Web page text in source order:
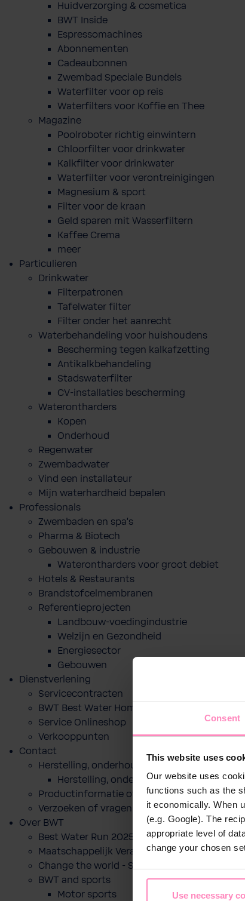
Consent
This website uses
Our website uses
functions such as the
it economically. When
(e.g. Google). The
appropriate level of
change your chosen
Use necessary
Huidverzorging & cosmetica
BWT Inside
Espressomachines
Abonnementen
Cadeaubonnen
Zwembad Speciale Bundels
Waterfilter voor op reis
Waterfilters voor Koffie en Thee
Magazine
Poolroboter richtig einwintern
Chloorfilter voor drinkwater
Kalkfilter voor drinkwater
Waterfilter voor verontreinigingen
Magnesium & sport
Filter voor de kraan
Geld sparen mit Wasserfiltern
Kaffee Crema
meer
Particulieren
Drinkwater
Filterpatronen
Tafelwater filter
Filter onder het aanrecht
Waterbehandeling voor huishoudens
Bescherming tegen kalkafzetting
Antikalkbehandeling
Stadswaterfilter
CV-installaties bescherming
Waterontharders
Kopen
Onderhoud
Regenwater
Zwembadwater
Vind een installateur
Mijn waterhardheid bepalen
Professionals
Zwembaden en spa's
Pharma & Biotech
Gebouwen & industrie
Waterontharders voor groot debiet
Hotels & Restaurants
Brandstofcelmembranen
Referentieprojecten
Landbouw-voedingindustrie
Welzijn en Gezondheid
Energiesector
Gebouwen
Dienstverlening
Servicecontracten
BWT Best Water Home app
Service Onlineshop
Verkooppunten
Contact
Herstelling, onderhoud of indienststelling
Herstelling, onderhoud of
Productinformatie of prijsofferte voor een
Verzoeken of vragen
Over BWT
Best Water Run 2025
Maatschappelijk Verantwoord Ondernemen
Change the world - Sip by sip
BWT and sports
Motor sports